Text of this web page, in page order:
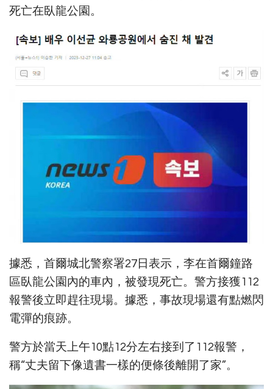
死亡在臥龍公園。
據悉，首爾城北警察署27日表示，李在首爾鐘路
區臥龍公園內的車內，被發現死亡。警方接獲112
報警後立即趕往現場。據悉，事故現場還有點燃閃
電彈的痕跡。
警方於當天上午10點12分左右接到了112報警，
稱“丈夫留下像遺書一樣的便條後離開了家”。